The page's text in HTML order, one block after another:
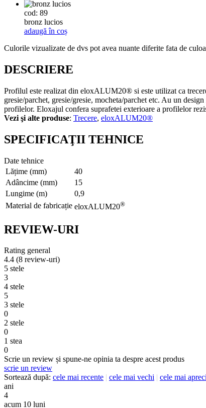
cod: 89
bronz lucios
adaugă în coș
Culorile vizualizate de dvs pot avea nuante diferite fata de
DESCRIERE
Profilul este realizat din eloxALUM20® si este utilizat ca
gresie/parchet, gresie/gresie, mocheta/parchet etc. Au un
profilelor. Eloxajul confera suprafetei exterioare a profilelor
Vezi şi alte produse: Trecere, eloxALUM20®
SPECIFICAŢII TEHNICE
Date tehnice
Lățime (mm)
40
Adâncime (mm)
15
Lungime (m)
0,9
Material de fabricație eloxALUM20®
REVIEW-URI
Rating general
4.4 (8 review-uri)
5 stele
3
4 stele
5
3 stele
0
2 stele
0
1 stea
0
Scrie un review și spune-ne opinia ta despre acest produs
scrie un review
Sortează după: cele mai recente cele mai vechi
cele mai
ani
4
acum 10 luni